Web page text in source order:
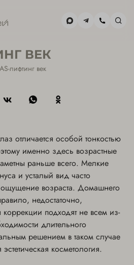
ХАМОВНИКИ
+7(495) 477-39-85
ВЕК
лифтинг век
отличается особой тонкостью
именно здесь возрастные
раньше всего. Мелкие
и усталый вид часто
возраста. Домашнего
недостаточно,
коррекции подходят не всем из-
длительного
решением в таком случае
косметология.